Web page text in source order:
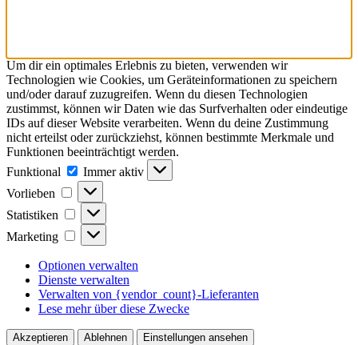
Um dir ein optimales Erlebnis zu bieten, verwenden wir
Technologien wie Cookies, um Geräteinformationen zu speichern
und/oder darauf zuzugreifen. Wenn du diesen Technologien
zustimmst, können wir Daten wie das Surfverhalten oder eindeutige
IDs auf dieser Website verarbeiten. Wenn du deine Zustimmung
nicht erteilst oder zurückziehst, können bestimmte Merkmale und
Funktionen beeinträchtigt werden.
Funktional
Funktional
Immer aktiv
Vorlieben
Vorlieben
Statistiken Statistiken
Marketing Marketing
Optionen verwalten
Dienste verwalten
Verwalten von {vendor_count}-Lieferanten
Lese mehr über diese Zwecke
Akzeptieren Ablehnen
Einstellungen ansehen